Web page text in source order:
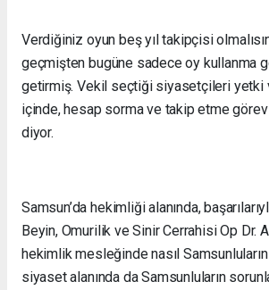
Verdiğiniz oyun beş yıl takipçisi
geçmişten bugüne sadece oy kullanma
getirmiş. Vekil seçtiği siyasetçileri yetki
içinde, hesap sorma ve takip etme
diyor.
Samsun’da hekimliği alanında,
Beyin, Omurilik ve Sinir Cerrahisi Op Dr.
hekimlik mesleğinde nasıl
siyaset alanında da Samsunluların